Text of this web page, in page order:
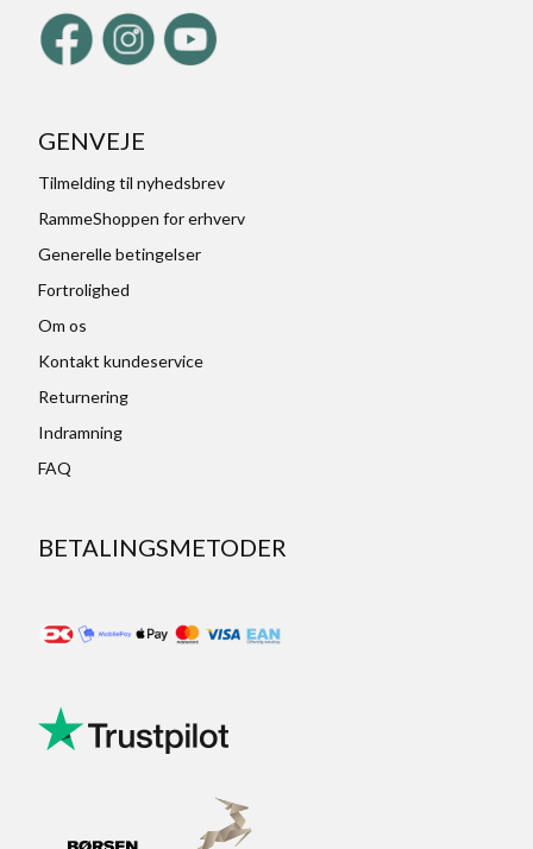
GENVEJE
Tilmelding til nyhedsbrev
RammeShoppen for erhverv
Generelle betingelser
Fortrolighed
Om os
Kontakt kundeservice
Returnering
Indramning
FAQ
BETALINGSMETODER